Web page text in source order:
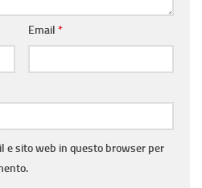
Email *
e sito web in questo browser per